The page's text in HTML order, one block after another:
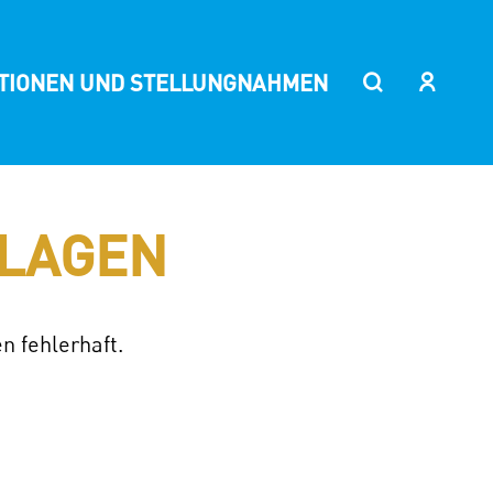
UND STELLUNGNAHMEN
fehlerhaft.